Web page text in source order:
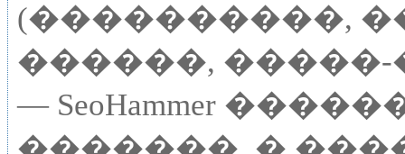
(����������,
������, �����-
— SeoHammer